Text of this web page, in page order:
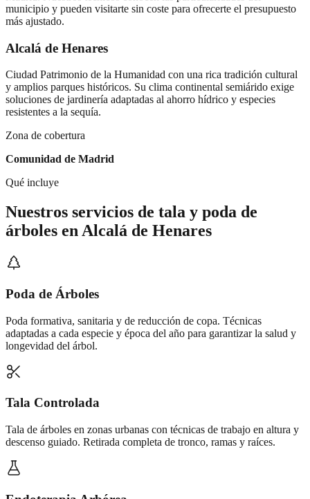
municipio y pueden visitarte sin coste para ofrecerte el presupuesto
más ajustado.
Alcalá de Henares
Ciudad Patrimonio de la Humanidad con una rica tradición cultural
y amplios parques históricos. Su clima continental semiárido exige
soluciones de jardinería adaptadas al ahorro hídrico y especies
resistentes a la sequía.
Zona de cobertura
Comunidad de Madrid
Qué incluye
Nuestros servicios de tala y poda de
árboles enAlcalá de Henares
Poda de Árboles
Poda formativa, sanitaria y de reducción de copa. Técnicas
adaptadas a cada especie y época del año para garantizar la salud y
longevidad del árbol.
Tala Controlada
Tala de árboles en zonas urbanas con técnicas de trabajo en altura y
descenso guiado. Retirada completa de tronco, ramas y raíces.